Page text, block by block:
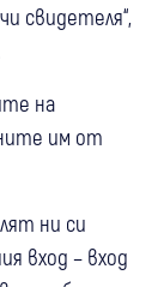
свидетеля“,
на
им от
ни си
вход – вход